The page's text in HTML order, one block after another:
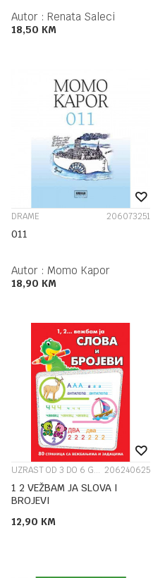
Autor : Renata Saleci
18,50 KM
DRAME 206073251
011
Autor : Momo Kapor
18,90 KM
UZRAST OD 3 DO 6 GODINA 206240625
1 2 VEŽBAM JA SLOVA I
BROJEVI
12,90 KM